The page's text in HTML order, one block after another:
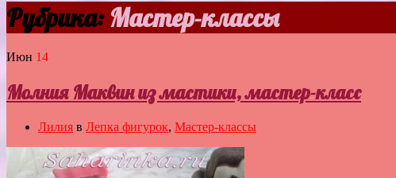
Рубрика: Мастер-классы
Июн 14
Молния Маквин из мастики, мастер-класс
Лилия в Лепка фигурок, Мастер-классы